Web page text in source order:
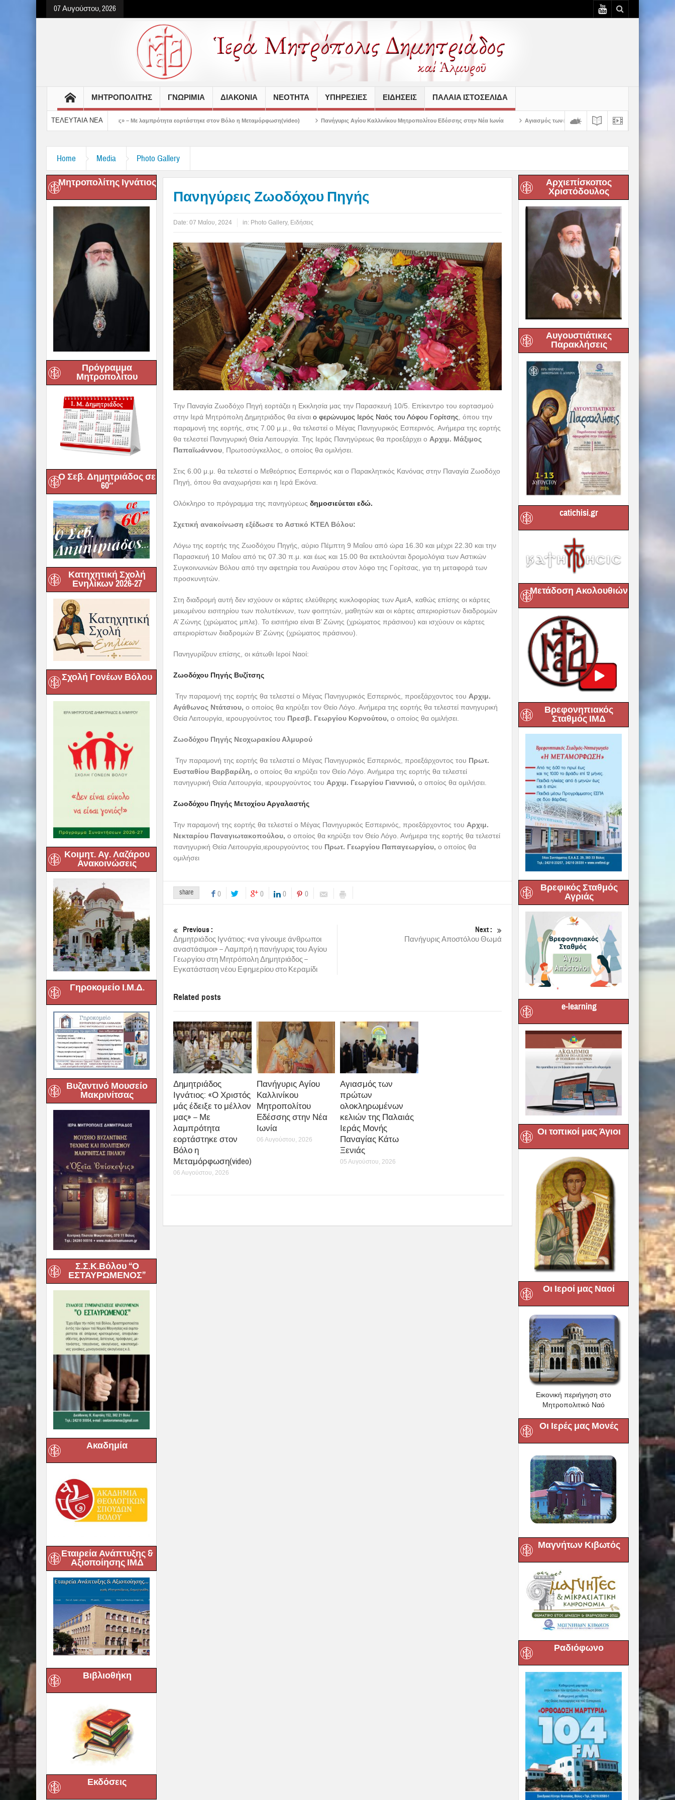
07 Αυγούστου, 2026
ΜΗΤΡΟΠΟΛΙΤΗΣ ΓΝΩΡΙΜΙΑ ΔΙΑΚΟΝΙΑ ΝΕΟΤΗΤΑ ΥΠΗΡΕΣΙΕΣ ΕΙΔΗΣΕΙΣ ΠΑΛΑΙΆ ΙΣΤΟΣΕΛΊΔΑ
ΤΕΛΕΥΤΑΙΑ ΝΕΑ
μάς έδειξε το μέλλον μας» – Με λαμπρότητα εορτάστηκε στον Βόλο η Μεταμόρφωση(video) Πανήγυρις Αγίου Καλλινίκου Μητροπολίτου Εδέσσης στην Νέα Ιωνία Αγιασμός των πρώτων ολοκληρωμένων κελιών της Παλαιάς Ιεράς Μονής
Home Media Photo Gallery
Μητροπολίτης Ιγνάτιος
Πρόγραμμα
Μητροπολίτου
Ο Σεβ. Δημητριάδος σε
60″
Κατηχητική Σχολή
Ενηλίκων 2026-27
Σχολή Γονέων Βόλου
Κοιμητ. Αγ. Λαζάρου
Ανακοινώσεις
Γηροκομείο Ι.Μ.Δ.
Βυζαντινό Μουσείο
Μακρινίτσας
Σ.Σ.Κ.Βόλου “Ο
ΕΣΤΑΥΡΩΜΕΝΟΣ”
Ακαδημία
Εταιρεία Ανάπτυξης &
Αξιοποίησης ΙΜΔ
Βιβλιοθήκη
Εκδόσεις
Πανηγύρεις Ζωοδόχου Πηγής
Date: 07 Μαΐου, 2024 in: Photo Gallery, Ειδήσεις
Την Παναγία Ζωοδόχο Πηγή εορτάζει η Εκκλησία μας την Παρασκευή 10/5. Επίκεντρο του εορτασμού
στην Ιερά Μητρόπολη Δημητριάδος θα είναι ο φερώνυμος Ιερός Ναός του Λόφου Γορίτσης, όπου την
παραμονή της εορτής, στις 7.00 μ.μ., θα τελεστεί ο Μέγας Πανηγυρικός Εσπερινός. Ανήμερα της εορτής
θα τελεστεί Πανηγυρική Θεία Λειτουργία. Της Ιεράς Πανηγύρεως θα προεξάρχει ο Αρχιμ. Μάξιμος
Παπαϊωάννου, Πρωτοσύγκελλος, ο οποίος θα ομιλήσει.
Στις 6.00 μ.μ. θα τελεστεί ο Μεθεόρτιος Εσπερινός και ο Παρακλητικός Κανόνας στην Παναγία Ζωοδόχο
Πηγή, όπου θα αναχωρήσει και η Ιερά Εικόνα.
Ολόκληρο το πρόγραμμα της πανηγύρεως δημοσιεύεται εδώ.
Σχετική ανακοίνωση εξέδωσε το Αστικό ΚΤΕΛ Βόλου:
Λόγω της εορτής της Ζωοδόχου Πηγής, αύριο Πέμπτη 9 Μαΐου από ώρα 16.30 και μέχρι 22.30 και την
Παρασκευή 10 Μαΐου από τις 07.30 π.μ. και έως και 15.00 θα εκτελούνται δρομολόγια των Αστικών
Συγκοινωνιών Βόλου από την αφετηρία του Αναύρου στον λόφο της Γορίτσας, για τη μεταφορά των
προσκυνητών.
Στη διαδρομή αυτή δεν ισχύουν οι κάρτες ελεύθερης κυκλοφορίας των ΑμεΑ, καθώς επίσης οι κάρτες
μειωμένου εισιτηρίου των πολυτέκνων, των φοιτητών, μαθητών και οι κάρτες απεριορίστων διαδρομών
Α’ Ζώνης (χρώματος μπλε). Το εισιτήριο είναι Β’ Ζώνης (χρώματος πράσινου) και ισχύουν οι κάρτες
απεριορίστων διαδρομών Β’ Ζώνης (χρώματος πράσινου).
Πανηγυρίζουν επίσης, οι κάτωθι Ιεροί Ναοί:
Ζωοδόχου Πηγής Βυζίτσης
Την παραμονή της εορτής θα τελεστεί ο Μέγας Πανηγυρικός Εσπερινός, προεξάρχοντος του Αρχιμ.
Αγάθωνος Ντάτσιου, ο οποίος θα κηρύξει τον Θείο Λόγο. Ανήμερα της εορτής θα τελεστεί πανηγυρική
Θεία Λειτουργία, ιερουργούντος του Πρεσβ. Γεωργίου Κορνούτου, ο οποίος θα ομιλήσει.
Ζωοδόχου Πηγής Νεοχωρακίου Αλμυρού
Την παραμονή της εορτής θα τελεστεί ο Μέγας Πανηγυρικός Εσπερινός, προεξάρχοντος του Πρωτ.
Ευσταθίου Βαρβαρέλη, ο οποίος θα κηρύξει τον Θείο Λόγο. Ανήμερα της εορτής θα τελεστεί
πανηγυρική Θεία Λειτουργία, ιερουργούντος του Αρχιμ. Γεωργίου Γιαννιού, ο οποίος θα ομιλήσει.
Ζωοδόχου Πηγής Μετοχίου Αργαλαστής
Την παραμονή της εορτής θα τελεστεί ο Μέγας Πανηγυρικός Εσπερινός, προεξάρχοντος του Αρχιμ.
Νεκταρίου Παναγιωτακοπούλου, ο οποίος θα κηρύξει τον Θείο Λόγο. Ανήμερα της εορτής θα τελεστεί
πανηγυρική Θεία Λειτουργία,ιερουργούντος του Πρωτ. Γεωργίου Παπαγεωργίου, ο οποίος θα
ομιλήσει
share 0 0 0 0
Previous :
Δημητριάδος Ιγνάτιος: «να γίνουμε άνθρωποι
αναστάσιμοι» – Λαμπρή η πανήγυρις του Αγίου
Γεωργίου στη Μητρόπολη Δημητριάδος –
Εγκατάσταση νέου Εφημερίου στο Κεραμίδι
Next :
Πανήγυρις Αποστόλου Θωμά
Related posts
Δημητριάδος
Ιγνάτιος: «Ο Χριστός
μάς έδειξε το μέλλον
μας» – Με
λαμπρότητα
εορτάστηκε στον
Βόλο η
Μεταμόρφωση(video)
06 Αυγούστου, 2026
Πανήγυρις Αγίου
Καλλινίκου
Μητροπολίτου
Εδέσσης στην Νέα
Ιωνία
06 Αυγούστου, 2026
Αγιασμός των
πρώτων
ολοκληρωμένων
κελιών της Παλαιάς
Ιεράς Μονής
Παναγίας Κάτω
Ξενιάς
05 Αυγούστου, 2026
Αρχιεπίσκοπος
Χριστόδουλος
Αυγουστιάτικες
Παρακλήσεις
catichisi.gr
Μετάδοση Ακολουθιών
Βρεφονηπιακός
Σταθμός ΙΜΔ
Βρεφικός Σταθμός
Αγριάς
e-learning
Οι τοπικοί μας Άγιοι
Οι Ιεροί μας Ναοί
Εικονική περιήγηση στο
Μητροπολιτικό Ναό
Οι Ιερές μας Μονές
Μαγνήτων Κιβωτός
Ραδιόφωνο